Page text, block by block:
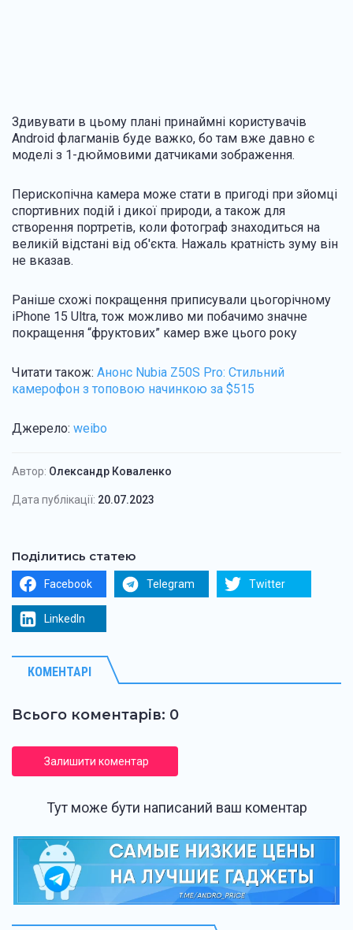
Здивувати в цьому плані принаймні користувачів
Android флагманів буде важко, бо там вже давно є
моделі з 1-дюймовими датчиками зображення.
Перископічна камера може стати в пригоді при зйомці
спортивних подій і дикої природи, а також для
створення портретів, коли фотограф знаходиться на
великій відстані від об'єкта. Нажаль кратність зуму він
не вказав.
Раніше схожі покращення приписували цьогорічному
iPhone 15 Ultra, тож можливо ми побачимо значне
покращення “фруктових” камер вже цього року
Читати також: Анонс Nubia Z50S Pro: Стильний
камерофон з топовою начинкою за $515
Джерело: weibo
Автор: Олександр Коваленко
Дата публікації: 20.07.2023
Поділитись статею
Facebook Telegram Twitter
LinkedIn
КОМЕНТАРІ
Всього коментарів: 0
Залишити коментар
Тут може бути написаний ваш коментар